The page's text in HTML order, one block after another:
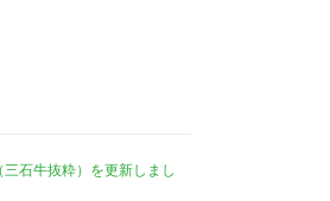
石牛抜粋）を更新しまし